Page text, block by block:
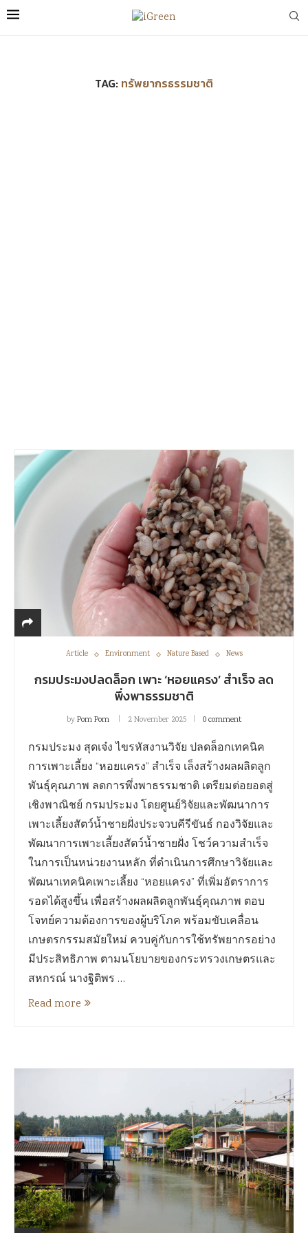
TAG: ทรัพยากรธรรมชาติ
Article Environment Nature Based News
กรมประมงปลดล็อก เพาะ ‘หอยแครง’ สำเร็จ ลด
พึ่งพาธรรมชาติ
byPom Pom 2 November 2025 0 comment
กรมประมง สุดเจ๋ง ไขรหัสงานวิจัย ปลดล็อกเทคนิค
การเพาะเลี้ยง “หอยแครง” สำเร็จ เล็งสร้างผลผลิตลูก
พันธุ์คุณภาพ ลดการพึ่งพาธรรมชาติ เตรียมต่อยอดสู่
เชิงพาณิชย์ กรมประมง โดยศูนย์วิจัยและพัฒนาการ
เพาะเลี้ยงสัตว์น้ำชายฝั่งประจวบคีรีขันธ์ กองวิจัยและ
พัฒนาการเพาะเลี้ยงสัตว์น้ำชายฝั่ง โชว์ความสำเร็จ
ในการเป็นหน่วยงานหลัก ที่ดำเนินการศึกษาวิจัยและ
พัฒนาเทคนิคเพาะเลี้ยง “หอยแครง” ที่เพิ่มอัตราการ
รอดได้สูงขึ้น เพื่อสร้างผลผลิตลูกพันธุ์คุณภาพ ตอบ
โจทย์ความต้องการของผู้บริโภค พร้อมขับเคลื่อน
เกษตรกรรมสมัยใหม่ ควบคู่กับการใช้ทรัพยากรอย่าง
มีประสิทธิภาพ ตามนโยบายของกระทรวงเกษตรและ
สหกรณ์ นางฐิติพร …
Read more